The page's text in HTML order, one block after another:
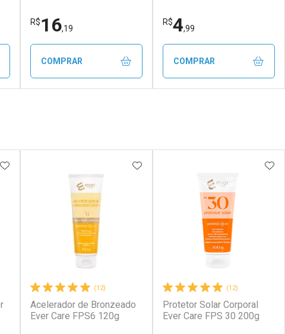
R$16,19
COMPRAR
Ativar Desconto
R$4,99
COMPRAR
Ativar Desconto
ADICIONAR AOS FAVORITOS
(12)
Acelerador de Bronzeado
Ever Care FPS6 120g
ADICIONAR AOS FAVORITOS
(12)
Protetor Solar Corporal
Ever Care FPS 30 200g